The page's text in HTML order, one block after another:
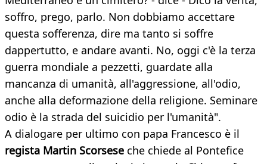
soffro, prego, parlo. Non dobbiamo accettare
questa sofferenza, dire ma tanto si soffre
dappertutto, e andare avanti. No, oggi c'è la terza
guerra mondiale a pezzetti, guardate alla
mancanza di umanità, all'aggressione, all'odio,
anche alla deformazione della religione. Seminare
odio è la strada del suicidio per l'umanità".
A dialogare per ultimo con papa Francesco è il
regista Martin Scorsese che chiede al Pontefice